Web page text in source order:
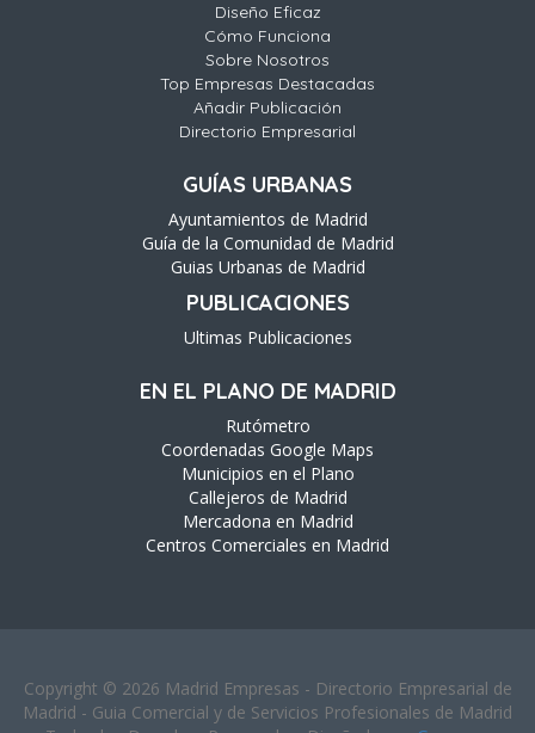
Diseño Eficaz
Cómo Funciona
Sobre Nosotros
Top Empresas Destacadas
Añadir Publicación
Directorio Empresarial
GUÍAS URBANAS
Ayuntamientos de Madrid
Guía de la Comunidad de Madrid
Guias Urbanas de Madrid
PUBLICACIONES
Ultimas Publicaciones
EN EL PLANO DE MADRID
Rutómetro
Coordenadas Google Maps
Municipios en el Plano
Callejeros de Madrid
Mercadona en Madrid
Centros Comerciales en Madrid
Copyright © 2026 Madrid Empresas - Directorio Empresarial de
Madrid - Guia Comercial y de Servicios Profesionales de Madrid